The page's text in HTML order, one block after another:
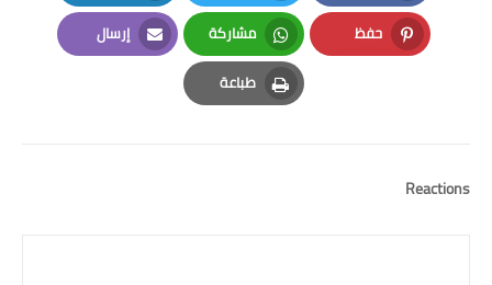
Facebook
Twitter
LinkedIn
حفظ
Pinterest
مشاركة
Whatsapp
إرسال
Email
طباعة
Print
Reactions